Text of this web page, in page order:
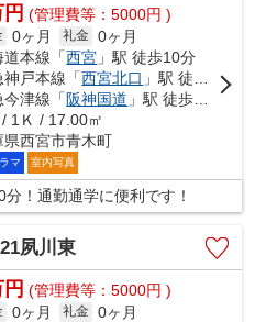
(管理費等：5000円 )
0ヶ月 礼金 0ヶ月
道本線「西宮 」駅 徒歩10分
神戸本線「西宮北口 」駅 徒歩14分
今津線「 阪神国道 」駅 徒歩20分
1Ｋ / 17.00㎡
県西宮市青木町
マ 室内写真
！通勤通学に便利です！
夙川東
(管理費等：5000円 )
0ヶ月 礼金 0ヶ月